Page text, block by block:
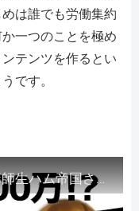
は誰でも労働集約
一つのことを極め
テンツを作るとい
です。
【月収600万!?】Movie Hacks講師生ハム帝国さんが、収入が上がって変わったこととは